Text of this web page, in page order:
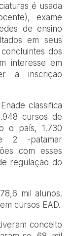
é usada
exame
de ensino
em seus
dos
interesse em
a inscrição
classifica
cursos de
o país, 1.730
2 -patamar
com esses
regulação do
mil alunos.
cursos EAD.
conceito